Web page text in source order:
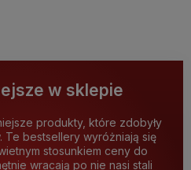
w sklepie
produkty, które zdobyły
Te bestsellery wyróżniają się
stosunkiem ceny do
wracają po nie nasi stali